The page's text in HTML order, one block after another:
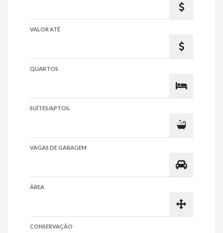
VALOR ATÉ
QUARTOS
SUÍTES/APTOS.
VAGAS DE GARAGEM
ÁREA
CONSERVAÇÃO